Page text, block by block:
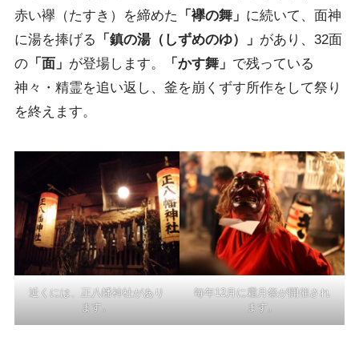
赤い襷（たすき）を締めた
「襷の舞」 に続いて、面神
に湯を捧げる
「鎮の湯（しずめのゆ）」 があり、32面
の「面」 が登場します。 「かす舞」 で残っている
神々・精霊を追い返し、釜を崩くずす所作をして祭り
を終えます。
近くには、正八幡神社があり
ます。
毎年12月に霜月祭が開催され
ます。